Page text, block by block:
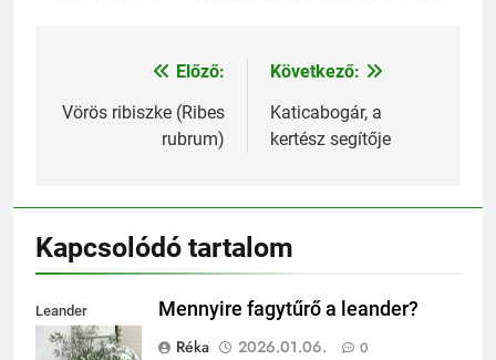
Bejegyzés
navigáció
Előző:
Vörös ribiszke (Ribes
rubrum)
Következő:
Katicabogár, a
kertész segítője
Kapcsolódó tartalom
Leander
fagytűrése
Mennyire fagytűrő a leander?
Réka
2026.01.06. 0